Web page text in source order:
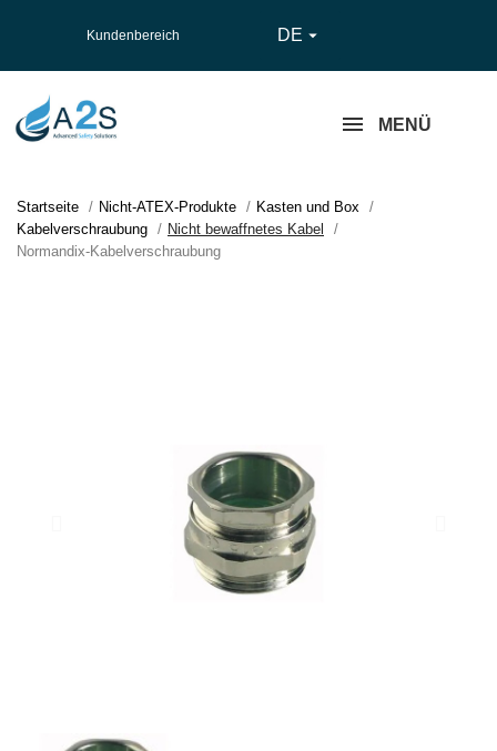
Kundenbereich DE 
MENÜ
Startseite Nicht-ATEX-Produkte
Kasten und Box
Kabelverschraubung
Nicht bewaffnetes Kabel
Normandix-Kabelverschraubung